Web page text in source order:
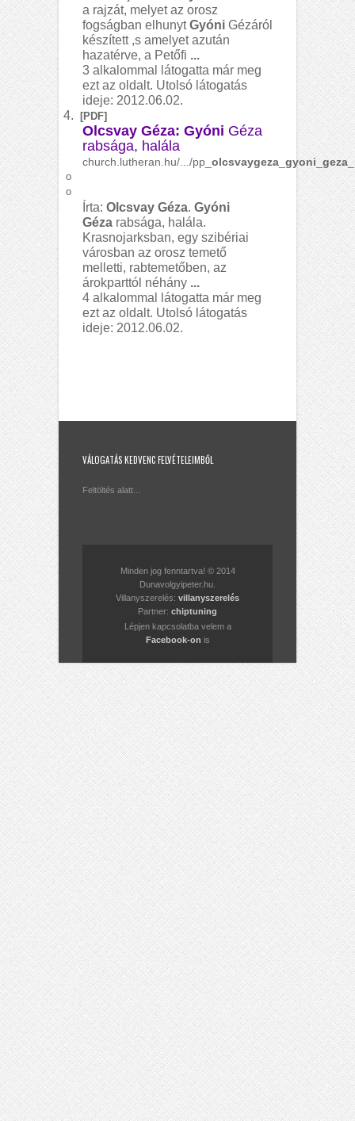
a rajzát, melyet az orosz
fogságban elhunytGyóni Gézáról
készített ,s amelyet azután
hazatérve, a Petőfi ...
3 alkalommal látogatta már meg
ezt az oldalt. Utolsó látogatás
ideje: 2012.06.02.
4.
[PDF]
Olcsvay Géza: Gyóni Géza
rabsága, halála
church.lutheran.hu/.../pp_ olcsvaygeza gyoni_geza
o
o
Írta: Olcsvay Géza. Gyóni
Géza rabsága, halála.
Krasnojarksban, egy szibériai
városban az orosz temető
melletti, rabtemetőben, az
árokparttól néhány ...
4 alkalommal látogatta már meg
ezt az oldalt. Utolsó látogatás
ideje: 2012.06.02.
VÁLOGATÁS KEDVENC FELVÉTELEIMBŐL
Feltöltés alatt...
Minden jog fenntartva! © 2014
Dunavolgyipeter.hu.
Villanyszerelés: villanyszerelés
Partner: chiptuning
Lépjen kapcsolatba velem a
Facebook-on is